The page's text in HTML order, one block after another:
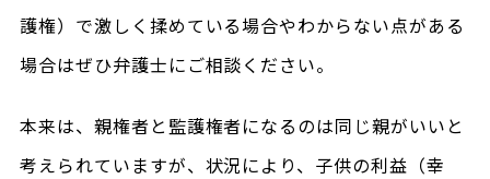
護権）で激しく揉めている場合やわからない点がある
場合はぜひ弁護士にご相談ください。
本来は、親権者と監護権者になるのは同じ親がいいと
考えられていますが、状況により、子供の利益（幸